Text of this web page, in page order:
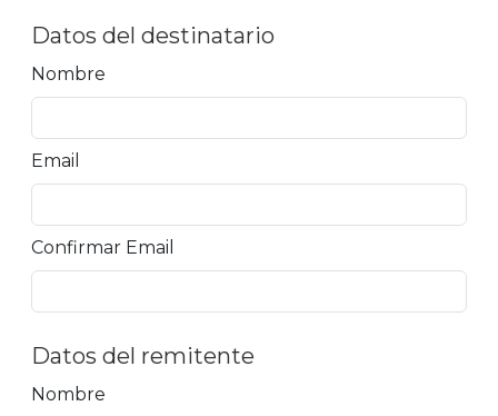
Datos del destinatario
Nombre
Email
Confirmar Email
Datos del remitente
Nombre